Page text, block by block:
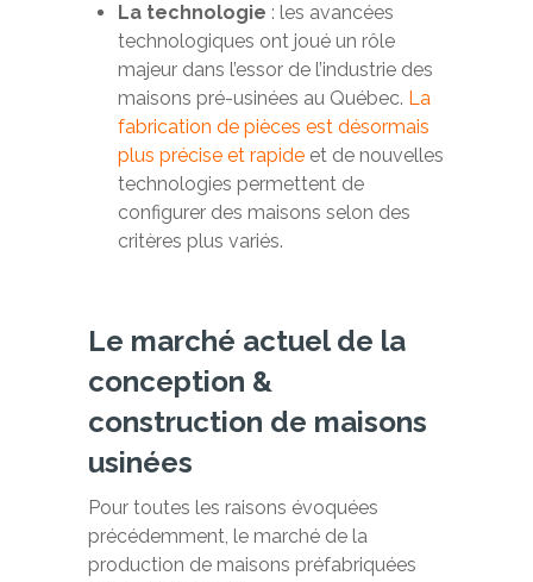
La technologie : les avancées
technologiques ont joué un rôle
majeur dans l’essor de l’industrie des
maisons pré-usinées au Québec. La
fabrication de pièces est désormais
plus précise et rapide et de nouvelles
technologies permettent de
configurer des maisons selon des
critères plus variés.
Le marché actuel de la
conception &
construction de maisons
usinées
Pour toutes les raisons évoquées
précédemment, le marché de la
production de maisons préfabriquées